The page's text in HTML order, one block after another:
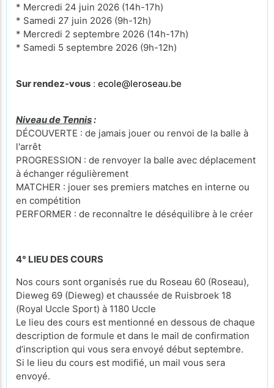
* Mercredi 24 juin 2026 (14h-17h)
* Samedi 27 juin 2026 (9h-12h)
* Mercredi 2 septembre 2026 (14h-17h)
* Samedi 5 septembre 2026 (9h-12h)
Sur rendez-vous : ecole@leroseau.be
Niveau de Tennis:
DÉCOUVERTE : de jamais jouer ou renvoi de la balle à
l'arrêt
PROGRESSION : de renvoyer la balle avec déplacement
à échanger régulièrement
MATCHER : jouer ses premiers matches en interne ou
en compétition
PERFORMER : de reconnaître le déséquilibre à le créer
4° LIEU DES COURS
Nos cours sont organisés rue du Roseau 60 (Roseau),
Dieweg 69 (Dieweg) et chaussée de Ruisbroek 18
(Royal Uccle Sport) à 1180 Uccle
Le lieu des cours est mentionné en dessous de chaque
description de formule et dans le mail de confirmation
d’inscription qui vous sera envoyé début septembre.
Si le lieu du cours est modifié, un mail vous sera
envoyé.